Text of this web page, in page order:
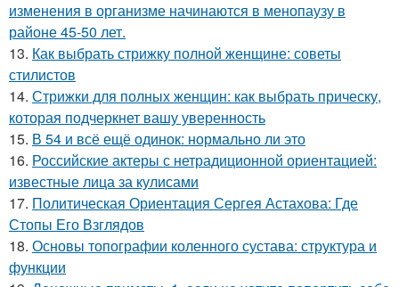
изменения в организме начинаются в менопаузу в
районе 45-50 лет.
13. Как выбрать стрижку полной женщине: советы
стилистов
14. Стрижки для полных женщин: как выбрать прическу,
которая подчеркнет вашу уверенность
15. В 54 и всё ещё одинок: нормально ли это
16. Российские актеры с нетрадиционной ориентацией:
известные лица за кулисами
17. Политическая Ориентация Сергея Астахова: Где
Стопы Его Взглядов
18. Основы топографии коленного сустава: структура и
функции